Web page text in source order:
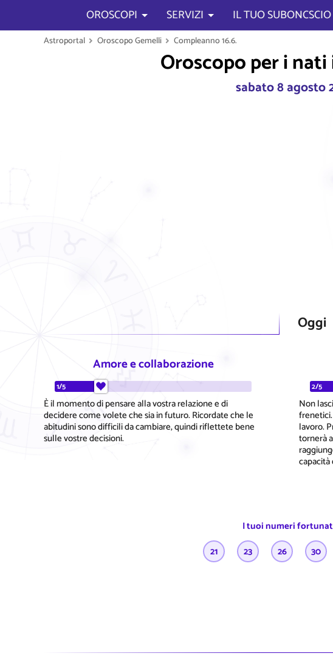
OROSCOPI SERVIZI IL TUO SUBONCSCIO
Astroportal Oroscopo Gemelli Compleanno 16.6.
Oroscopo per i
sabato 8 agosto
Oggi
Amore e collaborazione
1/5
È il momento di pensare alla vostra relazione e di
decidere come volete che sia in futuro. Ricordate che le
abitudini sono difficili da cambiare, quindi riflettete bene
sulle vostre decisioni.
2/5
Non
lavoro.
tornerà
I tuoi numeri
21
23 26 30